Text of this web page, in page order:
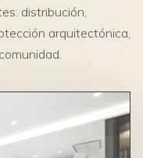
distribución,
arquitectónica,